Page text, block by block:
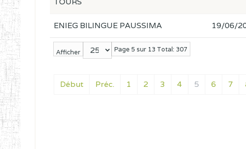
Afficher Page 5 sur 13 Total: 307
Début Préc. 1 2 3 4 5 6 7
ENIEG BILINGUE PAUSSIMA 19/06/